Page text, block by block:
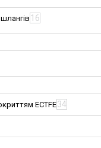
16
ECTFE34